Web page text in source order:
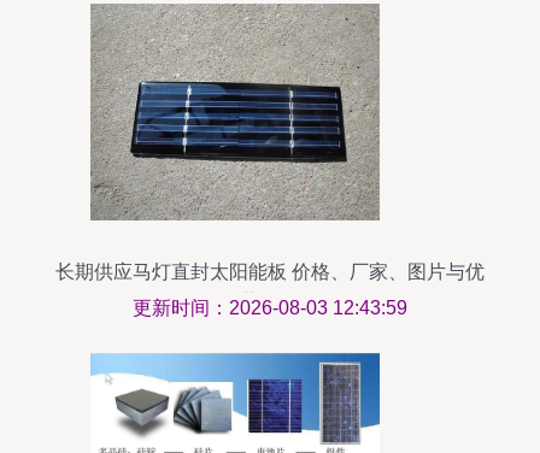
长期供应马灯直封太阳能板 价格、厂家、图片与优
势解析
更新时间：2026-08-03 12:43:59